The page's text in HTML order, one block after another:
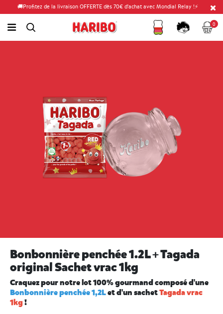
🚚Profitez de la livraison OFFERTE dès 70€ d'achat avec Mondial Relay !⚡
link.header.menu.label
simplesearch.search.label Fidélité
Compte
Panier
0
Bonbonnière penchée 1.2L + Tagada
original Sachet vrac 1kg
Craquez pour notre lot 100% gourmand composé d'une
Bonbonnière penchée 1,2Let d'un sachetTagada vrac
1kg!